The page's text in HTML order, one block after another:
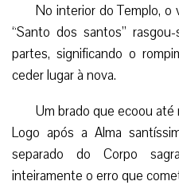
No interior do Templo, o
“Santo dos santos”
partes, significando o
ceder lugar à nova.
Um brado que ecoou até
Logo após a Alma
separado do Corpo
inteiramente o erro que